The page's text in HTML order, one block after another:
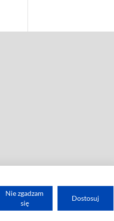
Nie zgadzam
się
Dostosuj